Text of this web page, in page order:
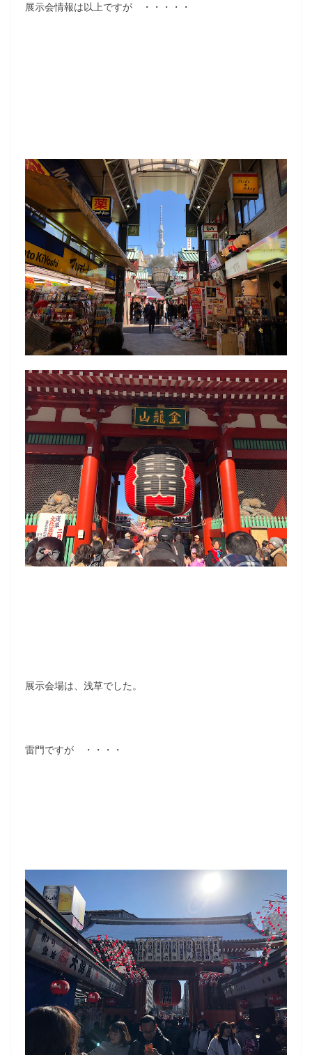
展示会情報は以上ですが ・・・・・
展示会場は、浅草でした。
雷門ですが ・・・・